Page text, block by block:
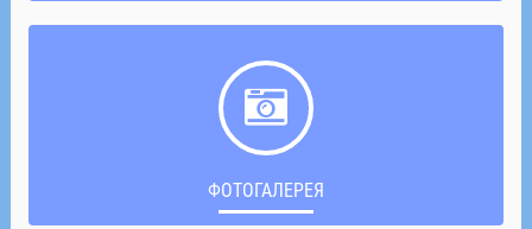
ФОТОГАЛЕРЕЯ